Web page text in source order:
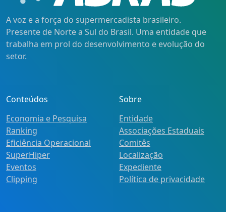
A voz e a força do supermercadista brasileiro.
Presente de Norte a Sul do Brasil. Uma entidade que
trabalha em prol do desenvolvimento e evolução do
setor.
Conteúdos
Economia e Pesquisa
Ranking
Eficiência Operacional
SuperHiper
Eventos
Clipping
Sobre
Entidade
Associações Estaduais
Comitês
Localização
Expediente
Política de privacidade